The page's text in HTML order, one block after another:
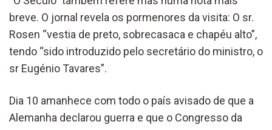
breve. O jornal revela os pormenores da visita: O sr.
Rosen “vestia de preto, sobrecasaca e chapéu alto”,
tendo “sido introduzido pelo secretário do ministro, o
sr Eugénio Tavares”.
Dia 10 amanhece com todo o país avisado de que a
Alemanha declarou guerra e que o Congresso da